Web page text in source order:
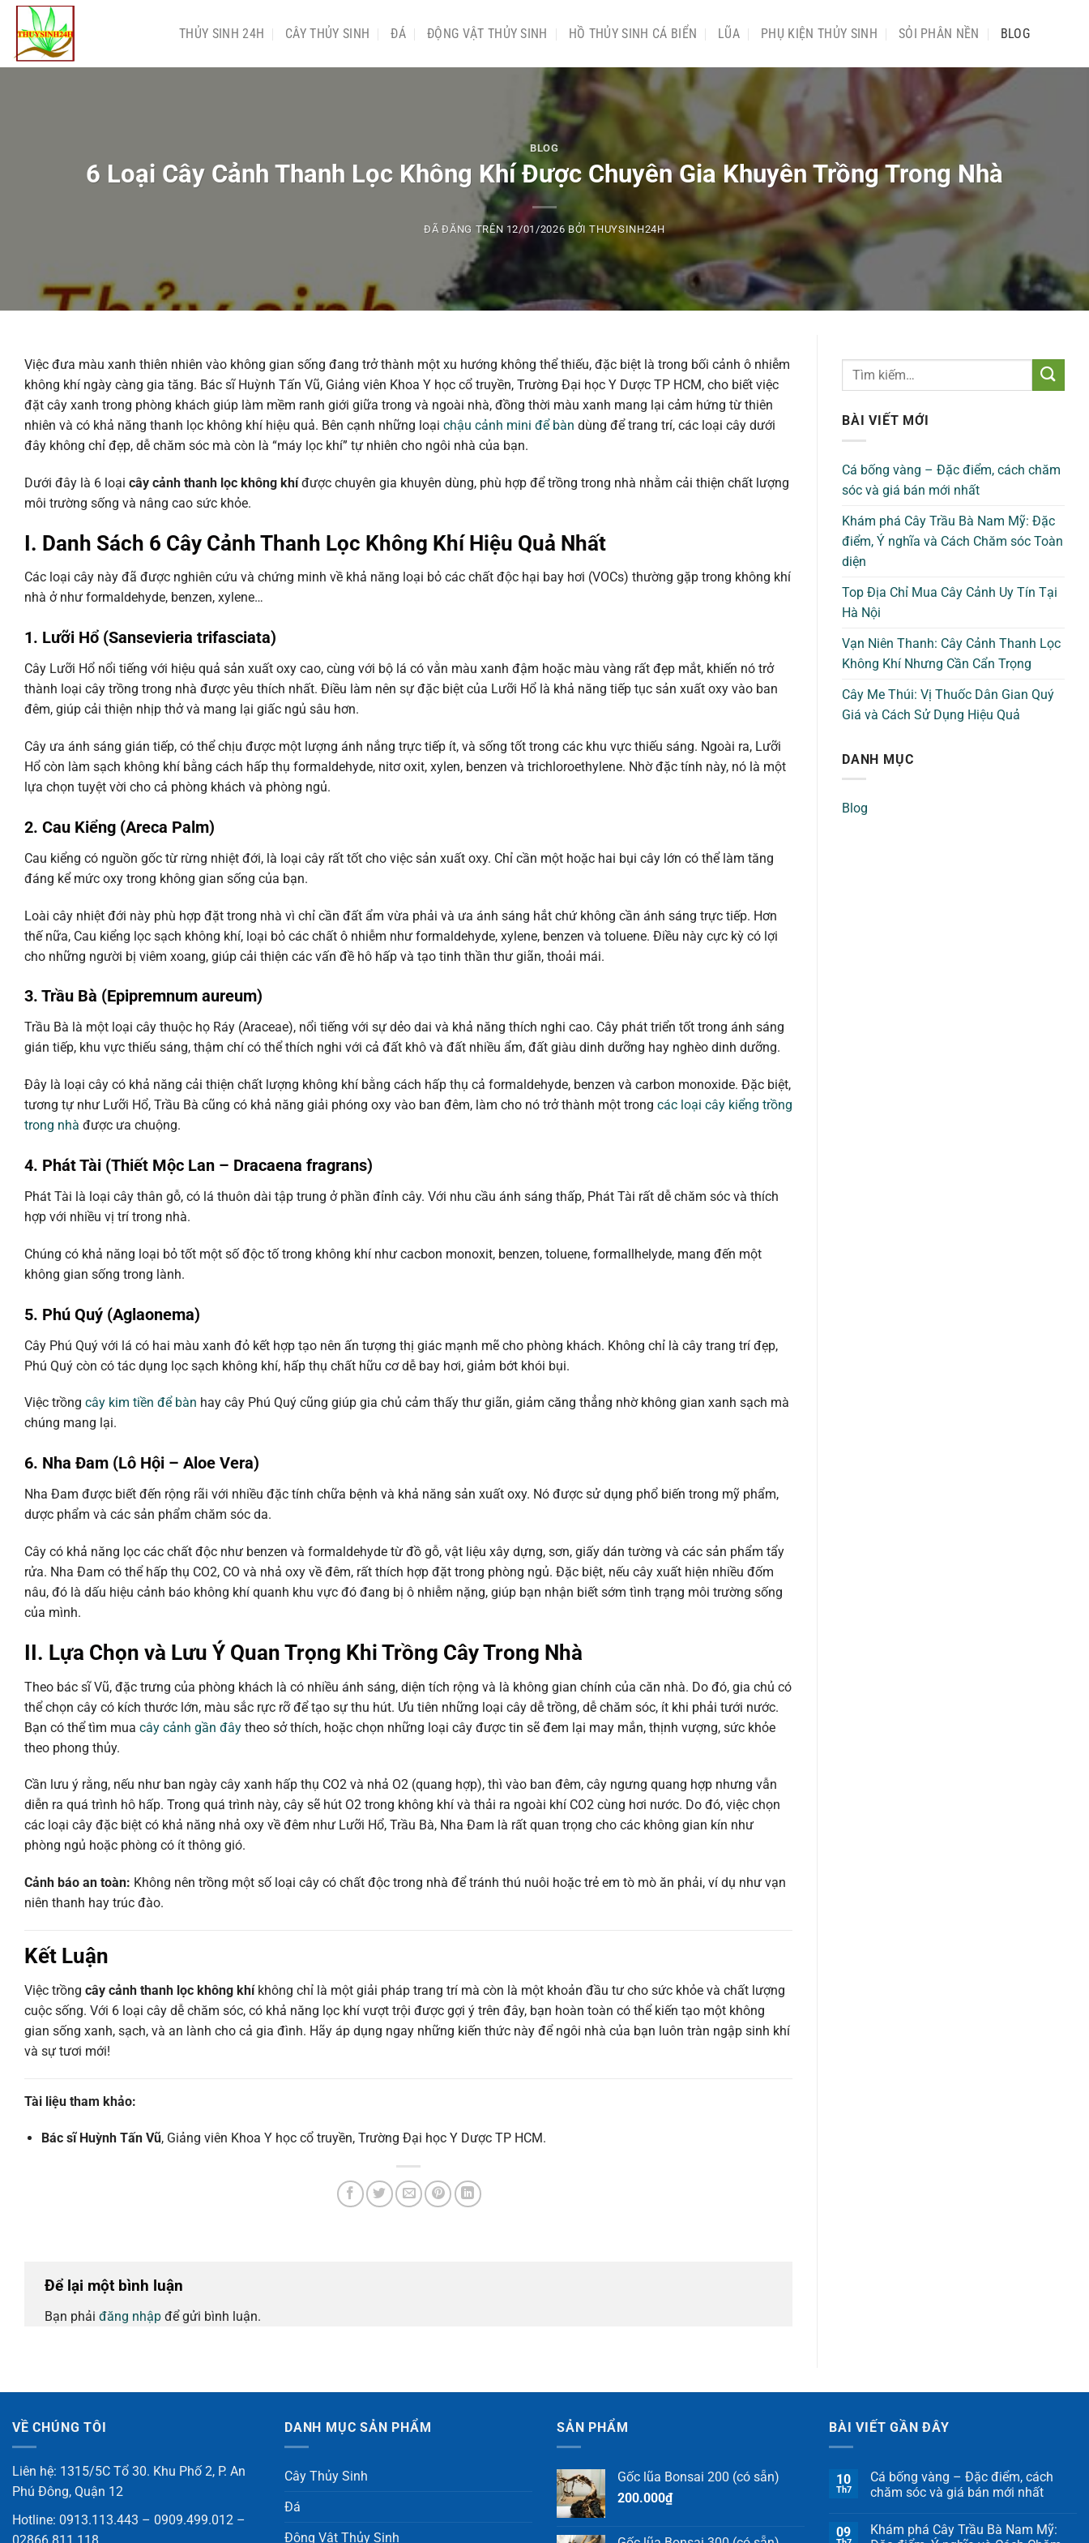
Chuyển
đến
dung
THỦY SINH 24H CÂY THỦY SINH ĐÁ ĐỘNG VẬT THỦY SINH HỒ THỦY SINH CÁ BIỂN LŨA PHỤ KIỆN THỦY SINH SỎI PHÂN NỀN BLOG
BLOG
6 Loại Cây Cảnh Thanh Lọc Không Khí Được Chuyên Gia Khuyên Trồng Trong Nhà
ĐÃ ĐĂNG TRÊN 12/01/2026 BỞITHUYSINH24H
Việc đưa màu xanh thiên nhiên vào không gian sống đang trở thành một xu hướng không thể thiếu, đặc biệt là trong bối cảnh ô nhiễm
không khí ngày càng gia tăng. Bác sĩ Huỳnh Tấn Vũ, Giảng viên Khoa Y học cổ truyền, Trường Đại học Y Dược TP HCM, cho biết việc
đặt cây xanh trong phòng khách giúp làm mềm ranh giới giữa trong và ngoài nhà, đồng thời màu xanh mang lại cảm hứng từ thiên
nhiên và có khả năng thanh lọc không khí hiệu quả. Bên cạnh những loại chậu cảnh mini để bàn dùng để trang trí, các loại cây dưới
đây không chỉ đẹp, dễ chăm sóc mà còn là “máy lọc khí” tự nhiên cho ngôi nhà của bạn.
Dưới đây là 6 loại cây cảnh thanh lọc không khíđược chuyên gia khuyên dùng, phù hợp để trồng trong nhà nhằm cải thiện chất lượng
môi trường sống và nâng cao sức khỏe.
I. Danh Sách 6 Cây Cảnh Thanh Lọc Không Khí Hiệu Quả Nhất
Các loại cây này đã được nghiên cứu và chứng minh về khả năng loại bỏ các chất độc hại bay hơi (VOCs) thường gặp trong không khí
nhà ở như formaldehyde, benzen, xylene…
1. Lưỡi Hổ (Sansevieria trifasciata)
Cây Lưỡi Hổ nổi tiếng với hiệu quả sản xuất oxy cao, cùng với bộ lá có vằn màu xanh đậm hoặc màu vàng rất đẹp mắt, khiến nó trở
thành loại cây trồng trong nhà được yêu thích nhất. Điều làm nên sự đặc biệt của Lưỡi Hổ là khả năng tiếp tục sản xuất oxy vào ban
đêm, giúp cải thiện nhịp thở và mang lại giấc ngủ sâu hơn.
Cây ưa ánh sáng gián tiếp, có thể chịu được một lượng ánh nắng trực tiếp ít, và sống tốt trong các khu vực thiếu sáng. Ngoài ra, Lưỡi
Hổ còn làm sạch không khí bằng cách hấp thụ formaldehyde, nitơ oxit, xylen, benzen và trichloroethylene. Nhờ đặc tính này, nó là một
lựa chọn tuyệt vời cho cả phòng khách và phòng ngủ.
2. Cau Kiểng (Areca Palm)
Cau kiểng có nguồn gốc từ rừng nhiệt đới, là loại cây rất tốt cho việc sản xuất oxy. Chỉ cần một hoặc hai bụi cây lớn có thể làm tăng
đáng kể mức oxy trong không gian sống của bạn.
Loài cây nhiệt đới này phù hợp đặt trong nhà vì chỉ cần đất ẩm vừa phải và ưa ánh sáng hắt chứ không cần ánh sáng trực tiếp. Hơn
thế nữa, Cau kiểng lọc sạch không khí, loại bỏ các chất ô nhiễm như formaldehyde, xylene, benzen và toluene. Điều này cực kỳ có lợi
cho những người bị viêm xoang, giúp cải thiện các vấn đề hô hấp và tạo tinh thần thư giãn, thoải mái.
3. Trầu Bà (Epipremnum aureum)
Trầu Bà là một loại cây thuộc họ Ráy (Araceae), nổi tiếng với sự dẻo dai và khả năng thích nghi cao. Cây phát triển tốt trong ánh sáng
gián tiếp, khu vực thiếu sáng, thậm chí có thể thích nghi với cả đất khô và đất nhiều ẩm, đất giàu dinh dưỡng hay nghèo dinh dưỡng.
Đây là loại cây có khả năng cải thiện chất lượng không khí bằng cách hấp thụ cả formaldehyde, benzen và carbon monoxide. Đặc biệt,
tương tự như Lưỡi Hổ, Trầu Bà cũng có khả năng giải phóng oxy vào ban đêm, làm cho nó trở thành một trong các loại cây kiểng trồng
trong nhà được ưa chuộng.
4. Phát Tài (Thiết Mộc Lan – Dracaena fragrans)
Phát Tài là loại cây thân gỗ, có lá thuôn dài tập trung ở phần đỉnh cây. Với nhu cầu ánh sáng thấp, Phát Tài rất dễ chăm sóc và thích
hợp với nhiều vị trí trong nhà.
Chúng có khả năng loại bỏ tốt một số độc tố trong không khí như cacbon monoxit, benzen, toluene, formallhelyde, mang đến một
không gian sống trong lành.
5. Phú Quý (Aglaonema)
Cây Phú Quý với lá có hai màu xanh đỏ kết hợp tạo nên ấn tượng thị giác mạnh mẽ cho phòng khách. Không chỉ là cây trang trí đẹp,
Phú Quý còn có tác dụng lọc sạch không khí, hấp thụ chất hữu cơ dễ bay hơi, giảm bớt khói bụi.
Việc trồng cây kim tiền để bàn hay cây Phú Quý cũng giúp gia chủ cảm thấy thư giãn, giảm căng thẳng nhờ không gian xanh sạch mà
chúng mang lại.
6. Nha Đam (Lô Hội – Aloe Vera)
Nha Đam được biết đến rộng rãi với nhiều đặc tính chữa bệnh và khả năng sản xuất oxy. Nó được sử dụng phổ biến trong mỹ phẩm,
dược phẩm và các sản phẩm chăm sóc da.
Cây có khả năng lọc các chất độc như benzen và formaldehyde từ đồ gỗ, vật liệu xây dựng, sơn, giấy dán tường và các sản phẩm tẩy
rửa. Nha Đam có thể hấp thụ CO2, CO và nhả oxy về đêm, rất thích hợp đặt trong phòng ngủ. Đặc biệt, nếu cây xuất hiện nhiều đốm
nâu, đó là dấu hiệu cảnh báo không khí quanh khu vực đó đang bị ô nhiễm nặng, giúp bạn nhận biết sớm tình trạng môi trường sống
của mình.
II. Lựa Chọn và Lưu Ý Quan Trọng Khi Trồng Cây Trong Nhà
Theo bác sĩ Vũ, đặc trưng của phòng khách là có nhiều ánh sáng, diện tích rộng và là không gian chính của căn nhà. Do đó, gia chủ có
thể chọn cây có kích thước lớn, màu sắc rực rỡ để tạo sự thu hút. Ưu tiên những loại cây dễ trồng, dễ chăm sóc, ít khi phải tưới nước.
Bạn có thể tìm mua cây cảnh gần đây theo sở thích, hoặc chọn những loại cây được tin sẽ đem lại may mắn, thịnh vượng, sức khỏe
theo phong thủy.
Cần lưu ý rằng, nếu như ban ngày cây xanh hấp thụ CO2 và nhả O2 (quang hợp), thì vào ban đêm, cây ngưng quang hợp nhưng vẫn
diễn ra quá trình hô hấp. Trong quá trình này, cây sẽ hút O2 trong không khí và thải ra ngoài khí CO2 cùng hơi nước. Do đó, việc chọn
các loại cây đặc biệt có khả năng nhả oxy về đêm như Lưỡi Hổ, Trầu Bà, Nha Đam là rất quan trọng cho các không gian kín như
phòng ngủ hoặc phòng có ít thông gió.
Cảnh báo an toàn: Không nên trồng một số loại cây có chất độc trong nhà để tránh thú nuôi hoặc trẻ em tò mò ăn phải, ví dụ như vạn
niên thanh hay trúc đào.
Kết Luận
Việc trồng cây cảnh thanh lọc không khíkhông chỉ là một giải pháp trang trí mà còn là một khoản đầu tư cho sức khỏe và chất lượng
cuộc sống. Với 6 loại cây dễ chăm sóc, có khả năng lọc khí vượt trội được gợi ý trên đây, bạn hoàn toàn có thể kiến tạo một không
gian sống xanh, sạch, và an lành cho cả gia đình. Hãy áp dụng ngay những kiến thức này để ngôi nhà của bạn luôn tràn ngập sinh khí
và sự tươi mới!
Tài liệu tham khảo:
Bác sĩ Huỳnh Tấn Vũ, Giảng viên Khoa Y học cổ truyền, Trường Đại học Y Dược TP HCM.
Để lại một bình luận
Bạn phải đăng nhập để gửi bình luận.
BÀI VIẾT MỚI
Cá bống vàng – Đặc điểm, cách chăm
sóc và giá bán mới nhất
Khám phá Cây Trầu Bà Nam Mỹ: Đặc
điểm, Ý nghĩa và Cách Chăm sóc Toàn
diện
Top Địa Chỉ Mua Cây Cảnh Uy Tín Tại
Hà Nội
Vạn Niên Thanh: Cây Cảnh Thanh Lọc
Không Khí Nhưng Cần Cẩn Trọng
Cây Me Thúi: Vị Thuốc Dân Gian Quý
Giá và Cách Sử Dụng Hiệu Quả
DANH MỤC
Blog
VỀ CHÚNG TÔI
Liên hệ: 1315/5C Tổ 30. Khu Phố 2, P. An
Phú Đông, Quận 12
Hotline: 0913.113.443 – 0909.499.012 –
DANH MỤC SẢN PHẨM
Cây Thủy Sinh
Đá
Động Vật Thủy Sinh
SẢN PHẨM
Gốc lũa Bonsai 200 (có sẵn)
200.000₫
BÀI VIẾT GẦN ĐÂY
10
Th7
Cá bống vàng – Đặc điểm, cách
chăm sóc và giá bán mới nhất
09
Khám phá Cây Trầu Bà Nam Mỹ: